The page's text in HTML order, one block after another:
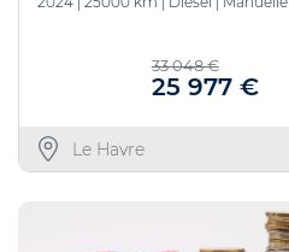
33 048 €
25 977 €
Le Havre